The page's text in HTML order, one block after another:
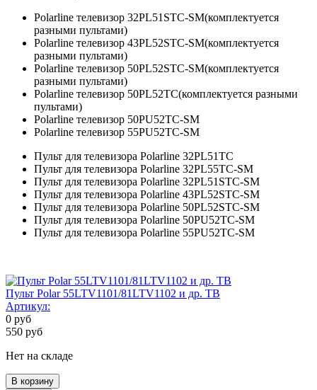
Polarline телевизор 32PL51STC-SM(комплектуется
разными пультами)
Polarline телевизор 43PL52STC-SM(комплектуется
разными пультами)
Polarline телевизор 50PL52STC-SM(комплектуется
разными пультами)
Polarline телевизор 50PL52TC(комплектуется разными
пультами)
Polarline телевизор 50PU52TC-SM
Polarline телевизор 55PU52TC-SM
Пульт для телевизора Polarline 32PL51TC
Пульт для телевизора Polarline 32PL55TC-SM
Пульт для телевизора Polarline 32PL51STC-SM
Пульт для телевизора Polarline 43PL52STC-SM
Пульт для телевизора Polarline 50PL52STC-SM
Пульт для телевизора Polarline 50PU52TC-SM
Пульт для телевизора Polarline 55PU52TC-SM
Пульт Polar 55LTV1101/81LTV1102 и др. ТВ
Артикул:
0 руб
550 руб
Нет на складе
В корзину